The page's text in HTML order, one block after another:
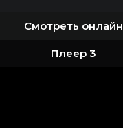
Смотреть онлайн
Плеер 3